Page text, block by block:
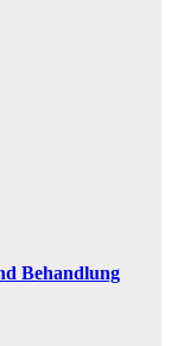
Behandlung